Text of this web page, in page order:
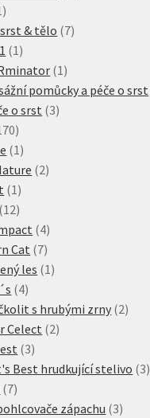
1
produkt
& tělo 77
1 1
produkt1 1
produkt
pomůcky a péče o srst
o srst 33
170
produktů
1 1
produkt
22
1 1
produkt
1212
produktů
44
produkty
Cat 77
produktů
les 1 1
44
produkty
s hrubými zrny 22
Celect 22
33
produkty
Best hrudkující stelivo 33
77
produktůzápachu 33